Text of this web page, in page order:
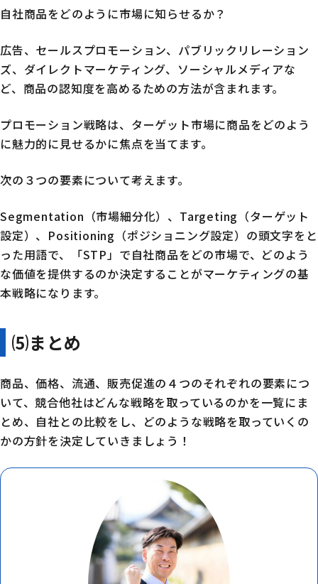
自社商品をどのように市場に知らせるか？
広告、セールスプロモーション、パブリックリレーション
ズ、ダイレクトマーケティング、ソーシャルメディアな
ど、商品の認知度を高めるための方法が含まれます。
プロモーション戦略は、ターゲット市場に商品をどのよう
に魅力的に見せるかに焦点を当てます。
次の３つの要素について考えます。
Segmentation（市場細分化）、Targeting（ターゲット
設定）、Positioning（ポジショニング設定）の頭文字をと
った用語で、「STP」で自社商品をどの市場で、どのよう
な価値を提供するのか決定することがマーケティングの基
本戦略になります。
⑸まとめ
商品、価格、流通、販売促進の４つのそれぞれの要素につ
いて、競合他社はどんな戦略を取っているのかを一覧にま
とめ、自社との比較をし、どのような戦略を取っていくの
かの方針を決定していきましょう！